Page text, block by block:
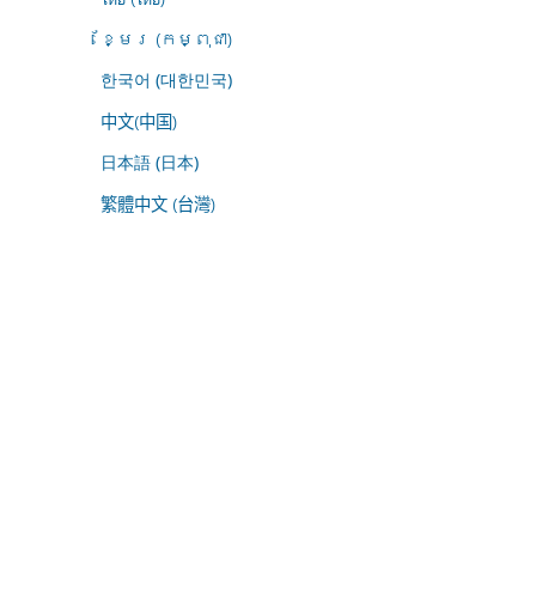
ខ្មែរ (កម្ពុជា)
한국어 (대한민국)
中文(中国)
日本語 (日本)
繁體中文 (台灣)